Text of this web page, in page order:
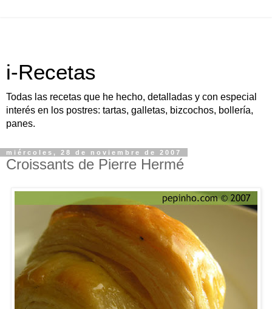
i-Recetas
Todas las recetas que he hecho, detalladas y con especial
interés en los postres: tartas, galletas, bizcochos, bollería,
panes.
miércoles, 28 de noviembre de 2007
Croissants de Pierre Hermé